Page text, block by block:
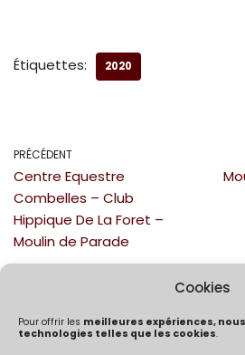
Cookies
Pour offrir les meilleures expériences,
technologies telles que les cookies.
Étiquettes: 2020
PRÉCÉDENT
Centre Equestre
Combelles – Club
Hippique De La Foret –
Moulin de Parade